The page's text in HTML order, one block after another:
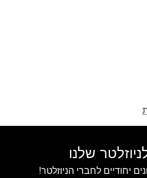
שלנו
יחודיים לחברי הניוזלטר!